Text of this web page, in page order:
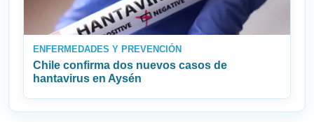
ENFERMEDADES Y PREVENCIÓN
Chile confirma dos nuevos casos de
hantavirus en Aysén